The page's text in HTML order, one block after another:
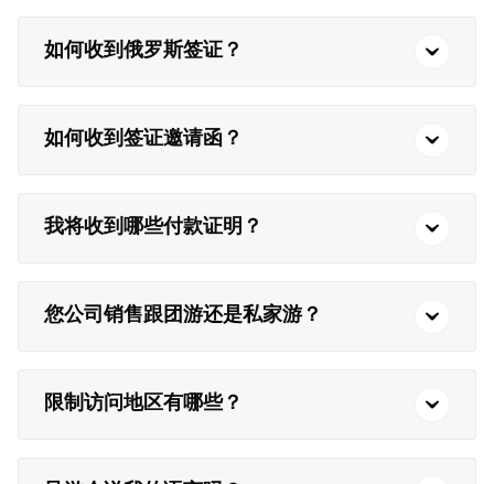
如何收到俄罗斯签证？
如何收到签证邀请函？
我将收到哪些付款证明？
您公司销售跟团游还是私家游？
限制访问地区有哪些？